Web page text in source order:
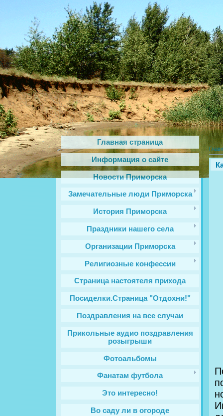
Главная страница
Информация о сайте
Новости Приморска
Замечательные люди Приморска
История Приморска
Праздники нашего села
Организации Приморска
Религиозные конфессии
Cтраница настоятеля прихода
Посиделки.Страница "Отдохни!"
Поздравления на все случаи
Прикольные аудио поздравления
розыгрыши
Фотоальбомы
Фанатам футбола
Это интересно!
Во саду ли в огороде